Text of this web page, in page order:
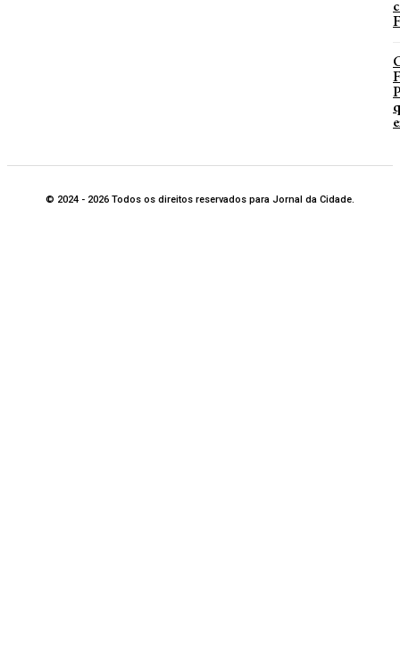
© 2024 - 2026 Todos os direitos reservados para Jornal da Cidade.